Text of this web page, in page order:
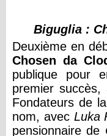
Biguglia :
Deuxième en
Chosen da
publique pour
premier
Fondateurs de
nom, avec Luka
pensionnaire de